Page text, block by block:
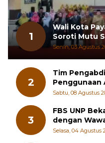
1
Wali Kota
Soroti Mutu
RSUD
Senin, 03 Agustus
2
Tim
Penggunaan
Guru Kimia
Sabtu, 08 Agustus
3
FBS UNP
dengan
Selasa, 04 Agustus